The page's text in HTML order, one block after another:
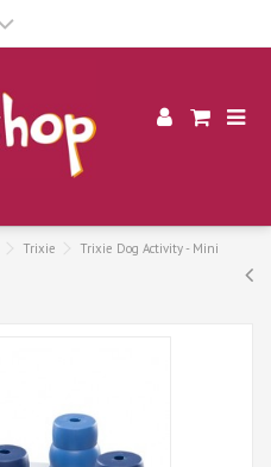
Trixie
Trixie Dog Activity - Mini